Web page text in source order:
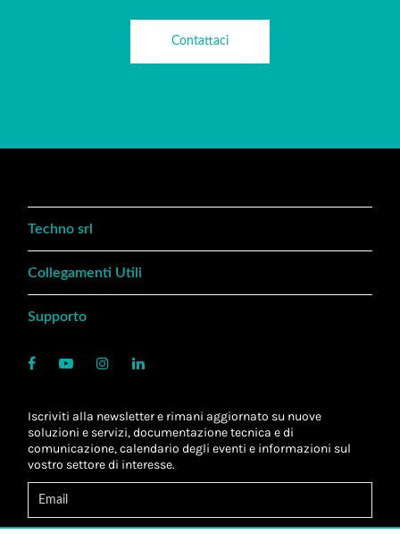
Contattaci
Techno srl
Collegamenti Utili
Supporto
Iscriviti alla newsletter e rimani aggiornato su nuove
soluzioni e servizi, documentazione tecnica e di
comunicazione, calendario degli eventi e informazioni sul
vostro settore di interesse.